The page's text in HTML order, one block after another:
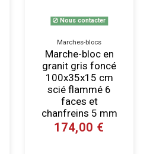
Nous contacter
Marches-blocs
Marche-bloc en
granit gris foncé
100x35x15 cm
scié flammé 6
faces et
chanfreins 5 mm
174,00 €